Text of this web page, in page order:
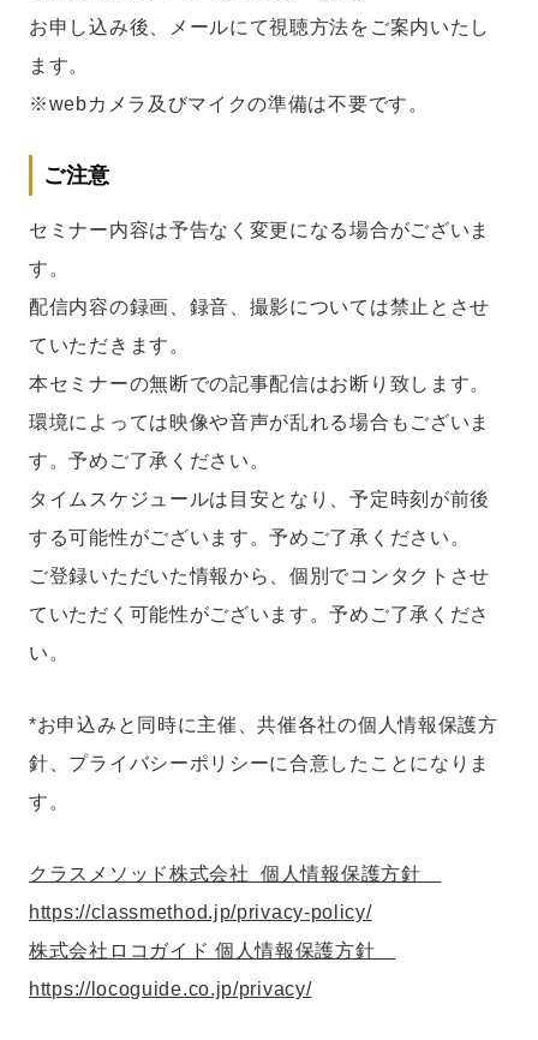
お申し込み後、メールにて視聴方法をご案内いたし
ます。
※webカメラ及びマイクの準備は不要です。
ご注意
セミナー内容は予告なく変更になる場合がございま
す。
配信内容の録画、録音、撮影については禁止とさせ
ていただきます。
本セミナーの無断での記事配信はお断り致します。
環境によっては映像や音声が乱れる場合もございま
す。予めご了承ください。
タイムスケジュールは目安となり、予定時刻が前後
する可能性がございます。予めご了承ください。
ご登録いただいた情報から、個別でコンタクトさせ
ていただく可能性がございます。予めご了承くださ
い。
*お申込みと同時に主催、共催各社の個人情報保護方
針、プライバシーポリシーに合意したことになりま
す。
クラスメソッド株式会社 個人情報保護方針
https://classmethod.jp/privacy-policy/
株式会社ロコガイド 個人情報保護方針
https://locoguide.co.jp/privacy/